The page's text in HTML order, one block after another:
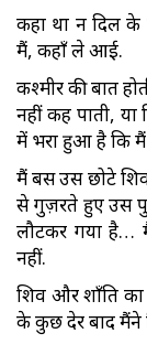
कहा था न दिल के
मैं, कहाँ ले आई.
कश्मीर की बात
नहीं कह पाती,
में भरा हुआ है कि मैं
मैं बस उस छोटे
से गुज़रते हुए उस
लौटकर गया है…
नहीं.
शिव और शाँति का
के कुछ देर बाद मैंने